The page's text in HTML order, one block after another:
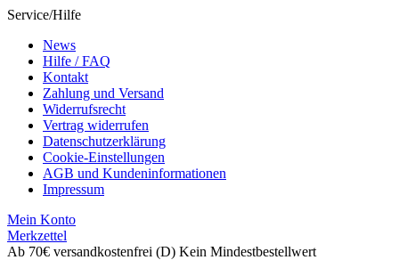
Service/Hilfe
News
Hilfe / FAQ
Kontakt
Zahlung und Versand
Widerrufsrecht
Vertrag widerrufen
Datenschutzerklärung
Cookie-Einstellungen
AGB und Kundeninformationen
Impressum
Mein Konto
Merkzettel
Ab 70€ versandkostenfrei (D) Kein Mindestbestellwert